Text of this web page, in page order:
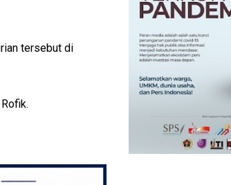
tersebut di